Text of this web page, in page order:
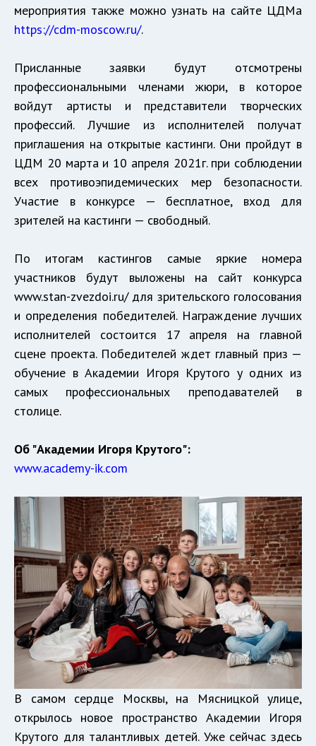
мероприятия также можно узнать на сайте ЦДМа
https://cdm-moscow.ru/.
Присланные заявки будут отсмотрены
профессиональными членами жюри, в которое
войдут артисты и представители творческих
профессий. Лучшие из исполнителей получат
приглашения на открытые кастинги. Они пройдут в
ЦДМ 20 марта и 10 апреля 2021г. при соблюдении
всех противоэпидемических мер безопасности.
Участие в конкурсе — бесплатное, вход для
зрителей на кастинги — свободный.
По итогам кастингов самые яркие номера
участников будут выложены на сайт конкурса
www.stan-zvezdoi.ru/для зрительского голосования
и определения победителей. Награждение лучших
исполнителей состоится 17 апреля на главной
сцене проекта. Победителей ждет главный приз —
обучение в Академии Игоря Крутого у одних из
самых профессиональных преподавателей в
столице.
Об "Академии Игоря Крутого":
www.academy-ik.com
В самом сердце Москвы, на Мясницкой улице,
открылось новое пространство Академии Игоря
Крутого для талантливых детей. Уже сейчас здесь